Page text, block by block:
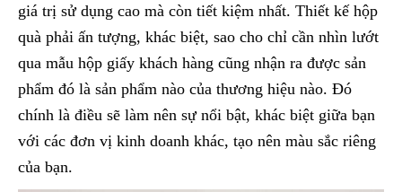
giá trị sử dụng cao mà còn tiết kiệm nhất. Thiết kế hộp
quà phải ấn tượng, khác biệt, sao cho chỉ cần nhìn lướt
qua mẫu hộp giấy khách hàng cũng nhận ra được sản
phẩm đó là sản phẩm nào của thương hiệu nào. Đó
chính là điều sẽ làm nên sự nổi bật, khác biệt giữa bạn
với các đơn vị kinh doanh khác, tạo nên màu sắc riêng
của bạn.